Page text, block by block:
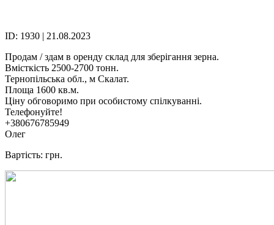
ID: 1930 | 21.08.2023
Продам / здам в оренду склад для зберігання зерна.
Вмісткість 2500-2700 тонн.
Тернопільська обл., м Скалат.
Площа 1600 кв.м.
Ціну обговоримо при особистому спілкуванні.
Телефонуйте!
+380676785949
Олег
Вартість: грн.